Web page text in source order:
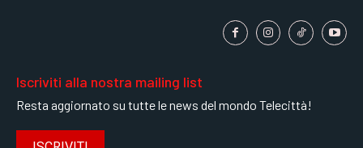
Iscriviti alla nostra mailing list
Resta aggiornato su tutte le news del mondo Telecittà!